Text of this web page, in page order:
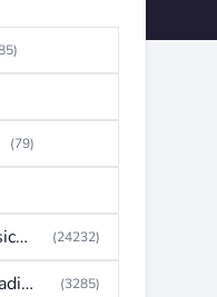
(79)
AUDIO (Equipos de Musica, Amplificadores, Reproductores, Etc) (24232)
Autoradio (Potencias, Radios y DVD) (3285)